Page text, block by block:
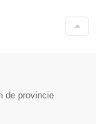
de provincie